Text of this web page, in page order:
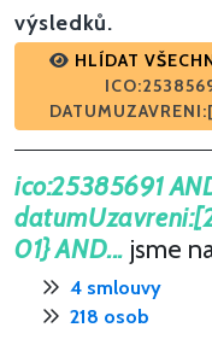
výsledků.
HLÍDAT
ico:25385691
01} AND... jsme
4 smlouvy
218 osob